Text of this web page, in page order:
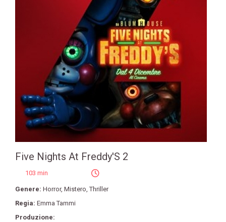
Five Nights At Freddy'S 2
103 min
Genere: Horror, Mistero ,Thriller
Regia: Emma Tammi
Produzione: